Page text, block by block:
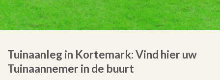
Tuinaanleg in Kortemark: Vind hier uw
Tuinaannemer in de buurt